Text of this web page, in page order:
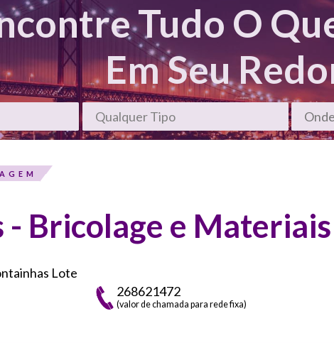
Tudo O
Em Seu
- Bricolage e
Lote
268621472
(valor de chamada para rede fixa)